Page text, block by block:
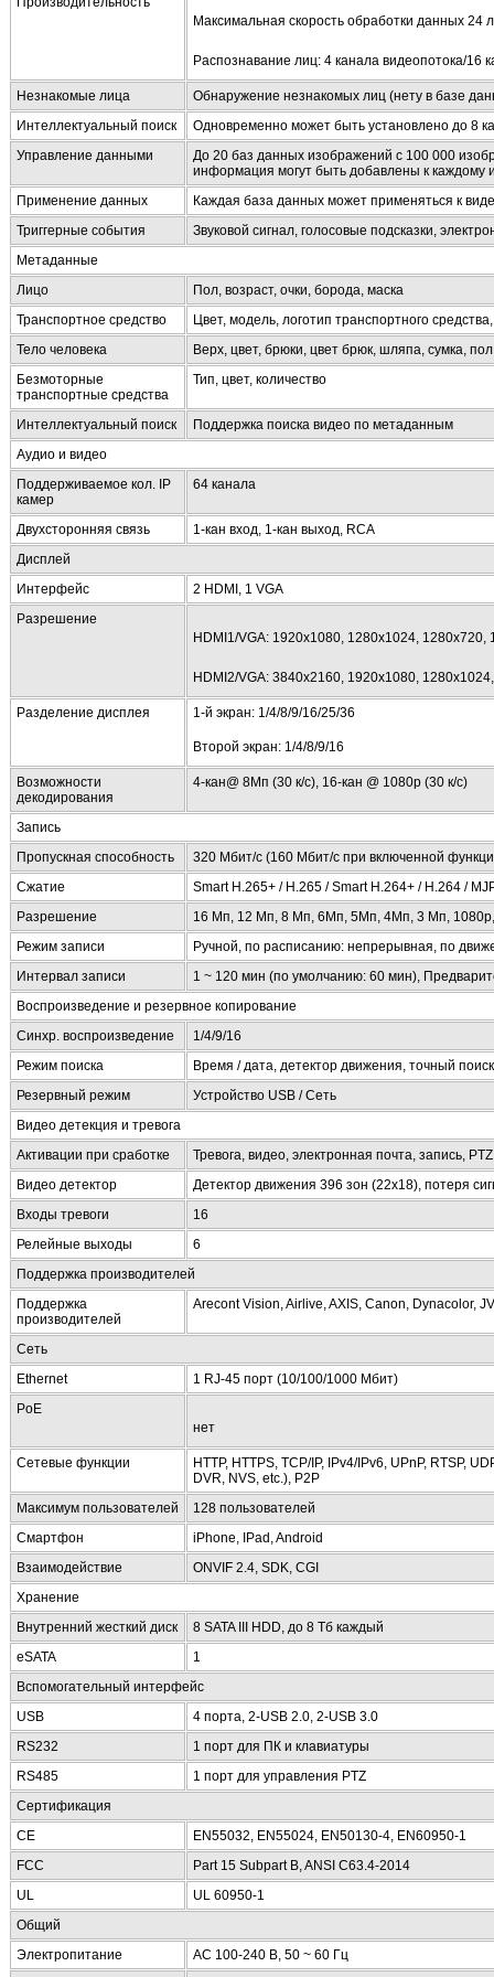
Максимальная скорость обработки данных 24
Распознавание лиц: 4 канала видеопотока/16
Незнакомые лица
Обнаружение незнакомых лиц (нету в базе
Интеллектуальный поиск
Одновременно может быть установлено до 8
Управление данными
До 20 баз данных изображений с 100 000
информация могут быть добавлены к каждому
Применение данных
Каждая база данных может применяться к
Триггерные события
Звуковой сигнал, голосовые подсказки,
Метаданные
Лицо
Пол, возраст, очки, борода, маска
Транспортное средство
Цвет, модель, логотип транспортного
Тело человека
Верх, цвет, брюки, цвет брюк, шляпа, сумка,
Безмоторные
транспортные средства
Тип, цвет, количество
Интеллектуальный поиск
Поддержка поиска видео по метаданным
Аудио и видео
Поддерживаемое кол. IP
камер
64 канала
Двухсторонняя связь
1-кан вход, 1-кан выход, RCA
Дисплей
Интерфейс
2 HDMI, 1 VGA
Разрешение
HDMI1/VGA: 1920х1080, 1280х1024, 1280х720,
HDMI2/VGA: 3840х2160, 1920х1080,
Разделение дисплея 1-й экран: 1/4/8/9/16/25/36
Второй экран: 1/4/8/9/16
Возможности
декодирования
4-кан@ 8Mп (30 к/с), 16-кан @ 1080p (30 к/c)
Запись
Пропускная способность
320 Мбит/с (160 Мбит/с при включенной
Сжатие
Smart H.265+ / H.265 / Smart H.264+ / H.264 /
Разрешение
16 Мп, 12 Мп, 8 Мп, 6Мп, 5Мп, 4Мп, 3 Мп,
Режим записи
Ручной, по расписанию: непрерывная, по
Интервал записи
1 ~ 120 мин (по умолчанию: 60 мин),
Воспроизведение и резервное копирование
Синхр. воспроизведение
1/4/9/16
Режим поиска
Время / дата, детектор движения, точный
Резервный режим
Устройство USB / Сеть
Видео детекция и тревога
Активации при сработке
Тревога, видео, электронная почта, запись,
Видео детектор
Детектор движения 396 зон (22х18), потеря
Входы тревоги
16
Релейные выходы
6
Поддержка производителей
Поддержка
производителей
Arecont Vision, Airlive, AXIS, Canon, Dynacolor,
Сеть
Ethernet
1 RJ-45 порт (10/100/1000 Мбит)
PoE
нет
Сетевые функции
HTTP, HTTPS, TCP/IP, IPv4/IPv6, UPnP, RTSP,
DVR, NVS, etc.), P2P
Максимум пользователей
128 пользователей
Смартфон
iPhone, IPad, Android
Взаимодействие
ONVIF 2.4, SDK, CGI
Хранение
Внутренний жесткий диск
8 SATA III HDD, до 8 Тб каждый
eSATA
1
Вспомогательный интерфейс
USB
4 порта, 2-USB 2.0, 2-USB 3.0
RS232
1 порт для ПК и клавиатуры
RS485
1 порт для управления PTZ
Сертификация
CE
EN55032, EN55024, EN50130-4, EN60950-1
FCC
Part 15 Subpart B, ANSI C63.4-2014
UL
UL 60950-1
Общий
Электропитание
AC 100-240 В, 50 ~ 60 Гц